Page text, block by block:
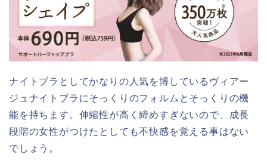
ナイトブラとしてかなりの人気を博しているヴィアー
ジュナイトブラにそっくりのフォルムとそっくりの機
能を持ちます。伸縮性が高く締めすぎないので、成長
段階の女性がつけたとしても不快感を覚える事はない
でしょう。